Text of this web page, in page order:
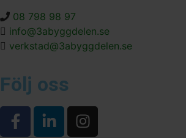
08 798 98 97
info@3abyggdelen.se
verkstad@3abyggdelen.se
Följ oss